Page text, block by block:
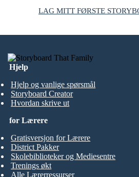
LAG MITT FØRSTE
Hjelp
Hjelp og vanlige spørsmål
Storyboard Creator
Hvordan skrive ut
for Lærere
Gratisversjon for Lærere
District Pakker
Skolebiblioteker og Mediesentre
Trenings økt
Alle Lærerressurser